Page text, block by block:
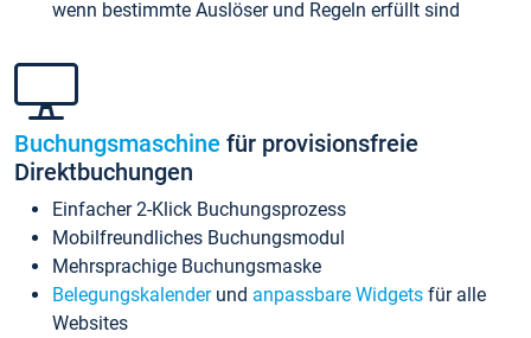
wenn bestimmte Auslöser und Regeln erfüllt sind
Buchungsmaschine für provisionsfreie
Direktbuchungen
Einfacher 2-Klick Buchungsprozess
Mobilfreundliches Buchungsmodul
Mehrsprachige Buchungsmaske
Belegungskalenderund anpassbare Widgets für alle
Websites